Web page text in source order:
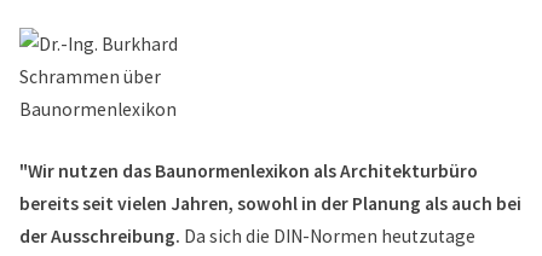
"Wir nutzen das Baunormenlexikon als Architekturbüro
bereits seit vielen Jahren, sowohl in der Planung als auch bei
der Ausschreibung. Da sich die DIN-Normen heutzutage